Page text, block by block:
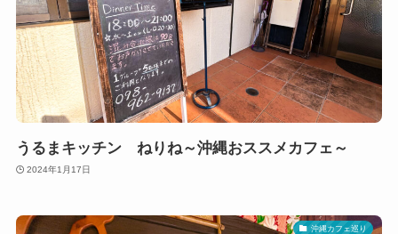
うるまキッチン ねりね～沖縄おススメカフェ～
2024年1月17日
沖縄カフェ巡り